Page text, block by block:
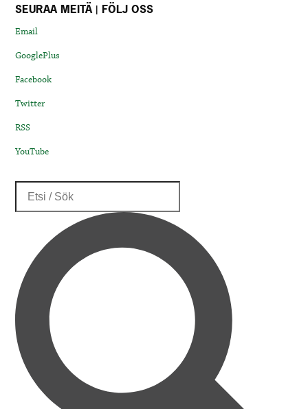
SEURAA MEITÄ | FÖLJ OSS
Email
GooglePlus
Facebook
Twitter
RSS
YouTube